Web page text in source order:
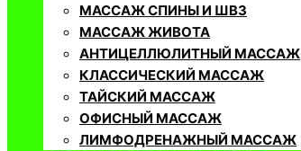
МАССАЖ СПИНЫ И ШВЗ
МАССАЖ ЖИВОТА
АНТИЦЕЛЛЮЛИТНЫЙ МАССАЖ
КЛАССИЧЕСКИЙ МАССАЖ
ТАЙСКИЙ МАССАЖ
ОФИСНЫЙ МАССАЖ
ЛИМФОДРЕНАЖНЫЙ МАССАЖ